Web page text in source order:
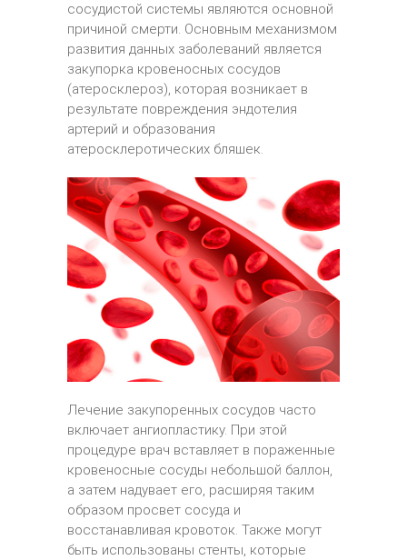
сосудистой системы являются основной
причиной смерти. Основным механизмом
развития данных заболеваний является
закупорка кровеносных сосудов
(атеросклероз), которая возникает в
результате повреждения эндотелия
артерий и образования
атеросклеротических бляшек.
Лечение закупоренных сосудов часто
включает ангиопластику. При этой
процедуре врач вставляет в пораженные
кровеносные сосуды небольшой баллон,
а затем надувает его, расширяя таким
образом просвет сосуда и
восстанавливая кровоток. Также могут
быть использованы стенты, которые